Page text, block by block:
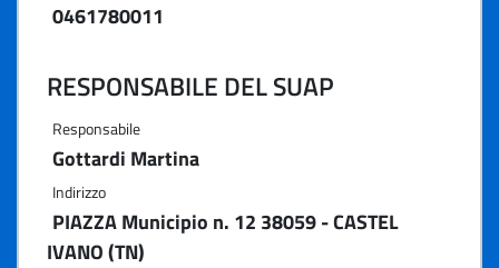
0461780011
RESPONSABILE DEL SUAP
Responsabile
Gottardi Martina
Indirizzo
PIAZZA Municipio n. 12 38059 - CASTEL
IVANO (TN)